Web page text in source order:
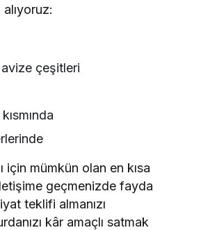
avize çeşitleri
için mümkün olan en kısa
geçmenizde fayda
teklifi almanızı
kâr amaçlı satmak